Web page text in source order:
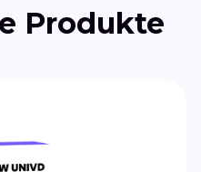
Produkte